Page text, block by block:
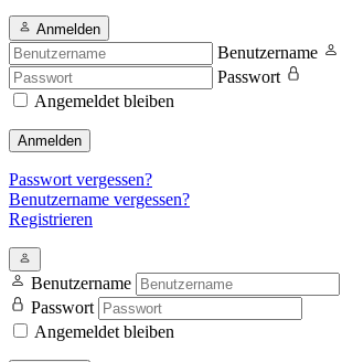
Anmelden
Benutzername
Passwort
Angemeldet bleiben
Anmelden
Passwort vergessen?
Benutzername vergessen?
Registrieren
Benutzername
Passwort
Angemeldet bleiben